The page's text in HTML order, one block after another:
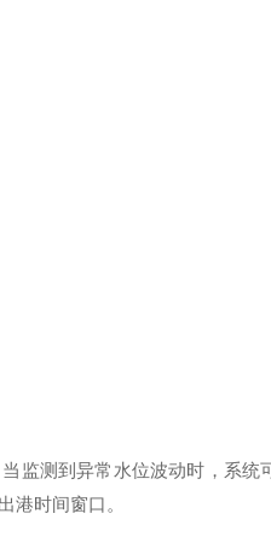
监测到异常水位波动时，系统
港时间窗口。